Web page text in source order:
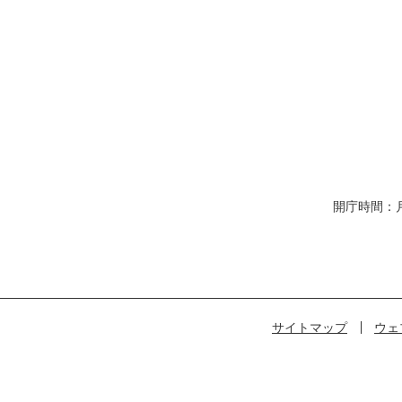
サイトマップ ウ
開庁時間：